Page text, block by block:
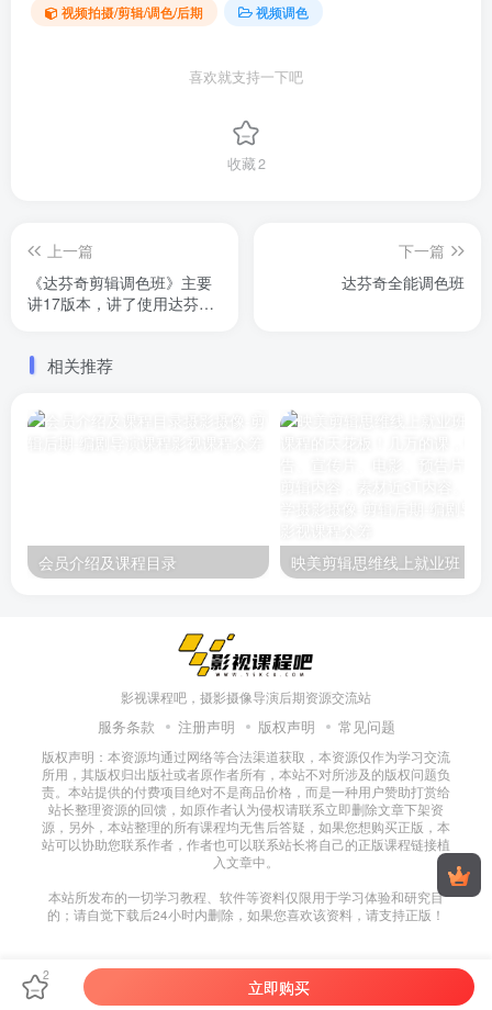
视频拍摄/剪辑/调色/后期 视频调色
喜欢就支持一下吧
收藏2
上一篇
《达芬奇剪辑调色班》主要
讲17版本，讲了使用达芬奇
内容，共计12节，每节课2
下一篇
达芬奇全能调色班
相关推荐
会员介绍及课程目录
影视课程吧，摄影摄像导演后期资源交流站
服务条款 注册声明 版权声明 常见问题
版权声明：本资源均通过网络等合法渠道获取，本资源仅作为学习交流
所用，其版权归出版社或者原作者所有，本站不对所涉及的版权问题负
责。本站提供的付费项目绝对不是商品价格，而是一种用户赞助打赏给
站长整理资源的回馈，如原作者认为侵权请联系立即删除文章下架资
源，另外，本站整理的所有课程均无售后答疑，如果您想购买正版，本
站可以协助您联系作者，作者也可以联系站长将自己的正版课程链接植
入文章中。
本站所发布的一切学习教程、软件等资料仅限用于学习体验和研究目
的；请自觉下载后24小时内删除，如果您喜欢该资料，请支持正版！
2
立即购买